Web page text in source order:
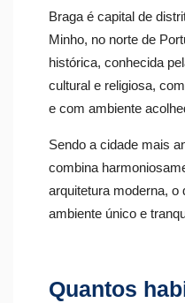
Braga é capital de
Minho, no norte de
histórica, conhecida
cultural e religiosa,
e com ambiente
Sendo a cidade mais
combina
arquitetura moderna, o
ambiente único e
Quantos